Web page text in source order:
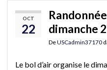
OCT
22
dimanche
DeUSCadmin37170
Le bol d’air organise le